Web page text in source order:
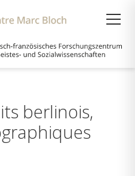
berlinois,